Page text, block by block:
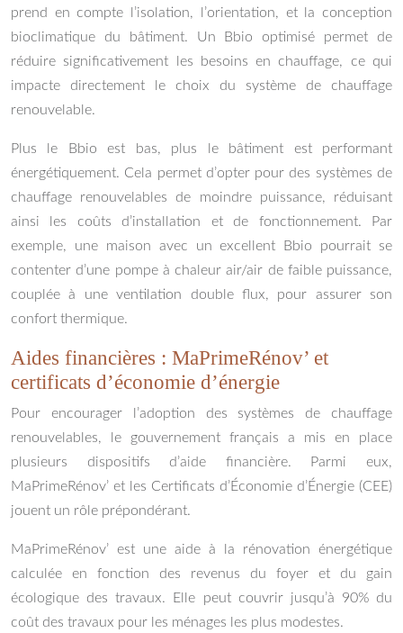
prend en compte l’isolation, l’orientation, et la conception
bioclimatique du bâtiment. Un Bbio optimisé permet de
réduire significativement les besoins en chauffage, ce qui
impacte directement le choix du système de chauffage
renouvelable.
Plus le Bbio est bas, plus le bâtiment est performant
énergétiquement. Cela permet d’opter pour des systèmes de
chauffage renouvelables de moindre puissance, réduisant
ainsi les coûts d’installation et de fonctionnement. Par
exemple, une maison avec un excellent Bbio pourrait se
contenter d’une pompe à chaleur air/air de faible puissance,
couplée à une ventilation double flux, pour assurer son
confort thermique.
Aides financières : MaPrimeRénov’ et
certificats d’économie d’énergie
Pour encourager l’adoption des systèmes de chauffage
renouvelables, le gouvernement français a mis en place
plusieurs dispositifs d’aide financière. Parmi eux,
MaPrimeRénov’ et les Certificats d’Économie d’Énergie (CEE)
jouent un rôle prépondérant.
MaPrimeRénov’ est une aide à la rénovation énergétique
calculée en fonction des revenus du foyer et du gain
écologique des travaux. Elle peut couvrir jusqu’à 90% du
coût des travaux pour les ménages les plus modestes.